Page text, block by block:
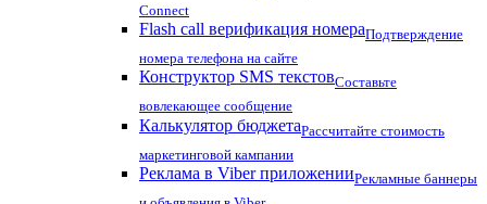
Connect
Flash call верификация номераПодтверждение
номера телефона на сайте
Конструктор SMS текстовСоставьте
вовлекающее сообщение
Калькулятор бюджетаРассчитайте стоимость
маркетинговой кампании
Реклама в Viber приложенииРекламные баннеры